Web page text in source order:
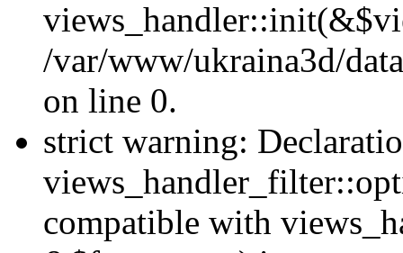
/var/www/ukraina3d/
on line 0.
strict warning:
compatible with